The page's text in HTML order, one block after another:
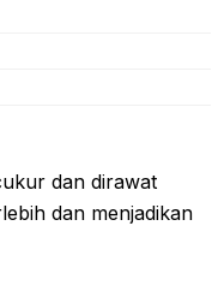
dan dirawat
dan menjadikan